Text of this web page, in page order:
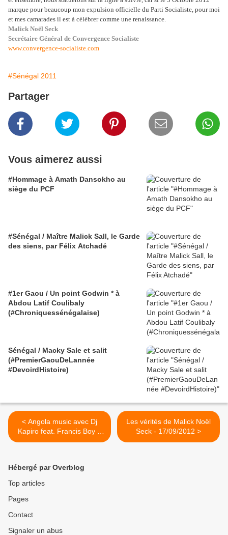
marque pour beaucoup mon expulsion officielle du Parti Socialiste, pour moi
et mes camarades il est à célébrer comme une renaissance.
Malick Noël Seck
Secrétaire Général de Convergence Socialiste
www.convergence-socialiste.com
#Sénégal 2011
Partager
Vous aimerez aussi
#Hommage à Amath Dansokho au
siège du PCF
#Sénégal / Maître Malick Sall, le Garde
des siens, par Félix Atchadé
#1er Gaou / Un point Godwin * à
Abdou Latif Coulibaly
(#Chroniquessénégalaise)
Sénégal / Macky Sale et salit
(#PremierGaouDeLannée
#DevoirdHistoire)
< Angola music avec Dj
Kapiro feat. Francis Boy &
Sana : Itocota
Les vérités de Malick Noël
Seck - 17/09/2012 >
Hébergé par Overblog
Top articles
Pages
Contact
Signaler un abus